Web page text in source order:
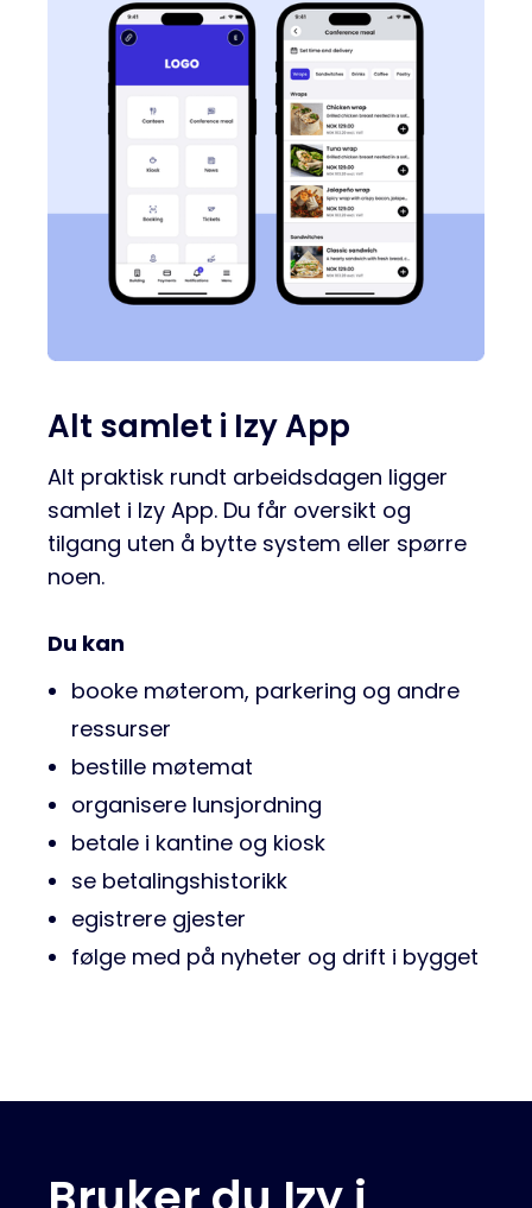
Alt samlet i Izy App
Alt praktisk rundt arbeidsdagen ligger
samlet i Izy App. Du får oversikt og
tilgang uten å bytte system eller spørre
noen.
Du kan
booke møterom, parkering og andre
ressurser
bestille møtemat
organisere lunsjordning
betale i kantine og kiosk
se betalingshistorikk
egistrere gjester
følge med på nyheter og drift i bygget